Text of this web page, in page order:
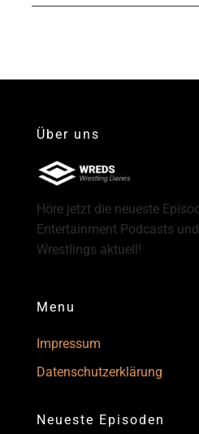
Über uns
Höre jetzt die neueste
Entertainment Podcasts
Wrestlings aktuell!
Menu
Impressum
Datenschutzerklärung
Neueste Episoden